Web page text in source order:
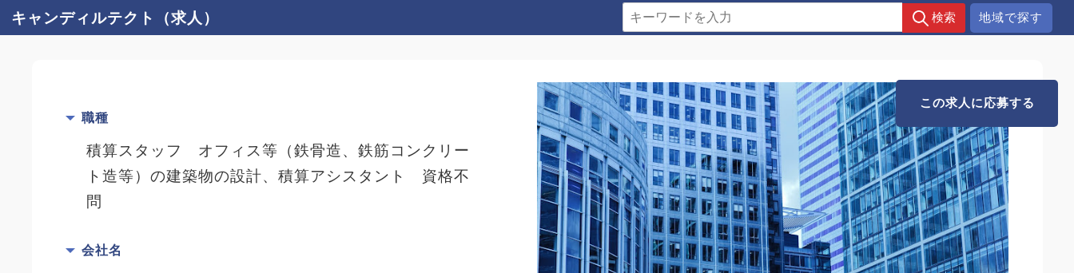
キャンディルテクト（求人） 地域で探す
職種
積算スタッフ オフィス等（鉄骨造、鉄筋コンクリー
ト造等）の建築物の設計、積算アシスタント 資格不
問
会社名
この求人に応募する